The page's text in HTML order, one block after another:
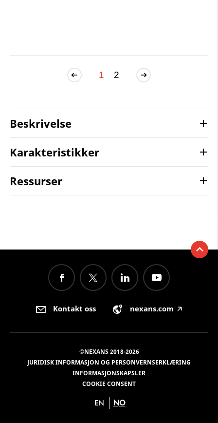
1 2
Beskrivelse
Karakteristikker
Ressurser
Kontakt oss nexans.com 🡥
©NEXANS 2018-2026
JURIDISK INFORMASJON OG PERSONVERNSERKLÆRING
INFORMASJONSKAPSLER
COOKIE CONSENT
EN NO